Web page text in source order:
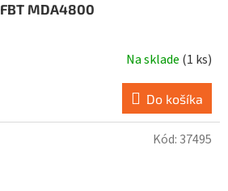
FBT MDA4800
Na sklade (1 ks)
Do košíka
Kód: 37495